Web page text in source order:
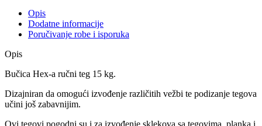
Opis
Dodatne informacije
Poručivanje robe i isporuka
Opis
Bučica Hex-a ručni teg 15 kg.
Dizajniran da omogući izvođenje različitih vežbi te podizanje tegova
učini još zabavnijim.
Ovi tegovi pogodni su i za izvođenje sklekova sa tegovima, planka i